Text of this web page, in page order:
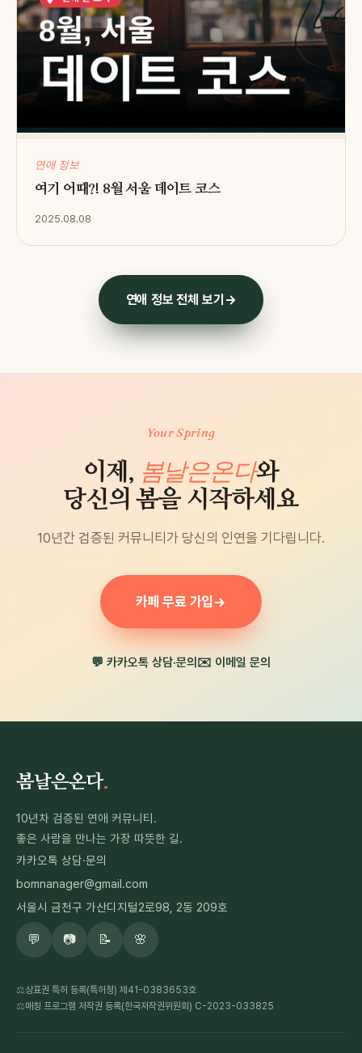
연애 정보
여기 어때?! 8월 서울 데이트 코스
2025.08.08
연애 정보 전체 보기 →
Your Spring
이제, 봄날은온다와
당신의 봄을 시작하세요
10년간 검증된 커뮤니티가 당신의 인연을 기다립니다.
카페 무료 가입 →
💬 카카오톡 상담·문의 ✉️ 이메일 문의
봄날은온다.
10년차 검증된 연애 커뮤니티.
좋은 사람을 만나는 가장 따뜻한 길.
카카오톡 상담·문의
bomnanager@gmail.com
서울시 금천구 가산디지털2로98, 2동 209호
💬 📷 📝 🌸
상표권 특허 등록(특허청) 제41-0383653호
매칭 프로그램 저작권 등록(한국저작권위원회) C-2023-033825